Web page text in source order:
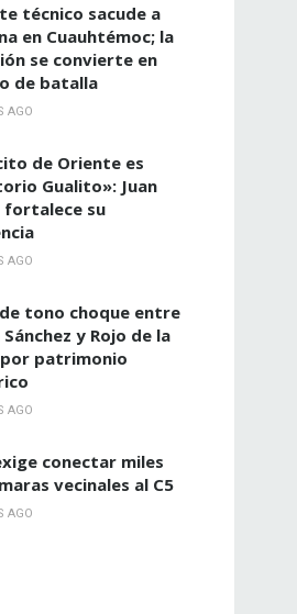
técnico sacude a
en Cuauhtémoc; la
se convierte en
de batalla
AGO
de Oriente es
Gualito»: Juan
fortalece su
AGO
tono choque entre
Sánchez y Rojo de la
patrimonio
AGO
conectar miles
vecinales al C5
AGO